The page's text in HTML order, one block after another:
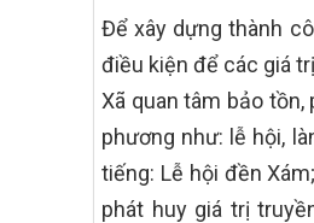
Để xây dựng thành
điều kiện để các giá
Xã quan tâm bảo
phương như: lễ hội,
tiếng: Lễ hội đền
phát huy giá trị